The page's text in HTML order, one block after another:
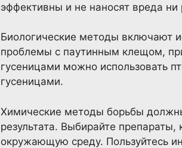
эффективны и не наносят вреда
Биологические методы включают
проблемы с паутинным клещом,
гусеницами можно использовать
гусеницами.
Химические методы борьбы
результата. Выбирайте
окружающую среду. Пользуйтесь